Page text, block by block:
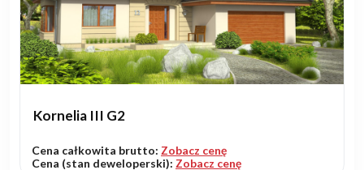
Kornelia III G2
Cena całkowita brutto: Zobacz cenę
Cena (stan deweloperski): Zobacz cenę